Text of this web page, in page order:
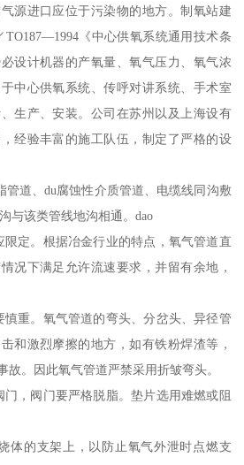
源进口应位于污染物的地方。制氧站建
《中心供氧系统通用技术条
设计机器的产氧量、氧气压力、氧气浓
中心供氧系统、传呼对讲系统、手术室
生产、安装。公司在苏州以及上海设有
经验丰富的施工队伍，制定了严格的设
管道、du腐蚀性介质管道、电缆线同沟敷
与该类管线地沟相通。dao
限定。根据冶金行业的特点，氧气管道直
况下满足允许流速要求，并留有余地，
重。氧气管道的弯头、分岔头、异径管
和激烈摩擦的地方，如有铁粉焊渣等，
故。因此氧气管道严禁采用折皱弯头。
，阀门要严格脱脂。垫片选用难燃或阻
体的支架上，以防止氧气外泄时点燃支